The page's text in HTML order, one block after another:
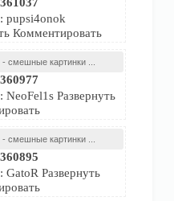
pupsi4onok
Комментировать
смешные картинки ...
NeoFel1s Развернуть
смешные картинки ...
GatoR Развернуть